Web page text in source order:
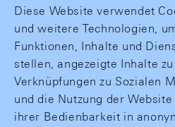
Diese Website verwendet
und weitere Technologien,
Funktionen, Inhalte und
stellen, angezeigte Inhalte
Verknüpfungen zu Sozialen
und die Nutzung der
ihrer Bedienbarkeit in